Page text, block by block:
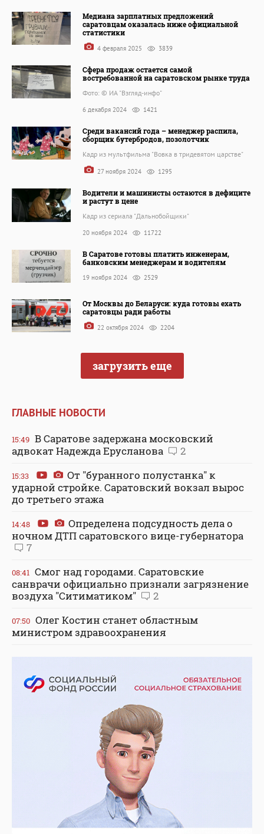
Медиана зарплатных предложений
саратовцам оказалась ниже официальной
статистики
4 февраля 2025 3839
Сфера продаж остается самой
востребованной на саратовском рынке труда
Фото: © ИА "Взгляд-инфо"
6 декабря 2024 1421
Среди вакансий года – менеджер распила,
сборщик бутербродов, позолотчик
Кадр из мультфильма "Вовка в тридевятом царстве"
27 ноября 2024 1295
Водители и машинисты остаются в дефиците
и растут в цене
Кадр из сериала "Дальнобойщики"
20 ноября 2024 11722
В Саратове готовы платить инженерам,
банковским менеджерам и водителям
19 ноября 2024 2529
От Москвы до Беларуси: куда готовы ехать
саратовцы ради работы
22 октября 2024 2204
загрузить еще
ГЛАВНЫЕ НОВОСТИ
15:49 В Саратове задержана московский
адвокат Надежда Ерусланова
2
15:33
От "буранного полустанка" к
ударной стройке. Саратовский вокзал вырос
до третьего этажа
14:48
Определена подсудность дела о
ночном ДТП саратовского вице-губернатора
7
08:41 Смог над городами. Саратовские
санврачи официально признали загрязнение
воздуха "Ситиматиком"
2
07:50 Олег Костин станет областным
министром здравоохранения